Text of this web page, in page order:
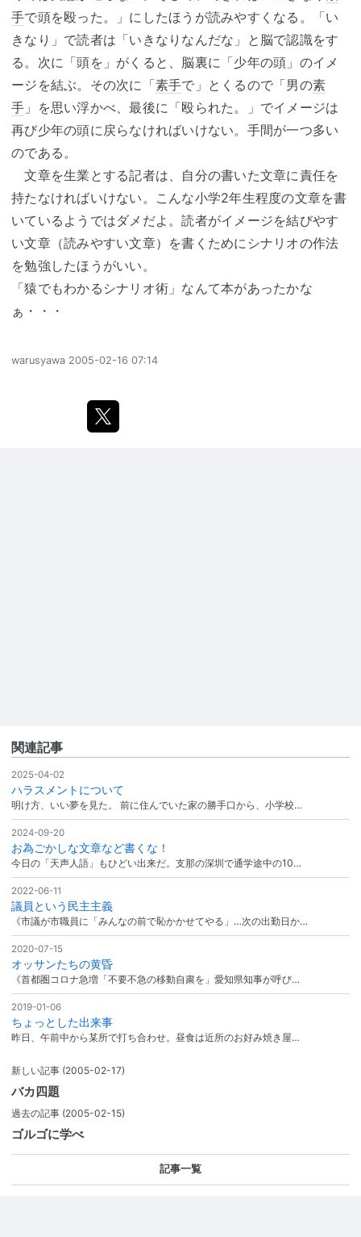
手で頭を殴った。」にしたほうが読みやすくなる。「い
きなり」で読者は「いきなりなんだな」と脳で認識をす
る。次に「頭を」がくると、脳裏に「少年の頭」のイメ
ージを結ぶ。その次に「素手で」とくるので「男の素
手 」を思い浮かべ、最後に「殴られた。」でイメージは
再び少年の頭に戻らなければいけない。手間が一つ多い
のである。
文章を生業とする記者は、自分の書いた文章に責任を
持たなければいけない。こんな小学2年生程度の文章を書
いているようではダメだよ。読者がイメージを結びやす
い文章（読みやすい文章）を書くためにシナリオの作法
を勉強したほうがいい。
「猿でもわかるシナリオ術」なんて本があったかな
ぁ・・・
warusyawa 2005-02-16 07:14
関連記事
2025-04-02
ハラスメントについて
明け方、いい夢を見た。 前に住んでいた家の勝手口から、小学校…
2024-09-20
お為ごかしな文章など書くな！
今日の「天声人語」もひどい出来だ。支那の深圳で通学途中の10…
2022-06-11
議員という民主主義
《市議が市職員に「みんなの前で恥かかせてやる」…次の出勤日か…
2020-07-15
オッサンたちの黄昏
《首都圏コロナ急増「不要不急の移動自粛を」愛知県知事が呼び…
2019-01-06
ちょっとした出来事
昨日、午前中から某所で打ち合わせ。昼食は近所のお好み焼き屋…
新しい記事 (2005-02-17)
バカ四題
過去の記事 (2005-02-15)
ゴルゴに学べ
記事一覧